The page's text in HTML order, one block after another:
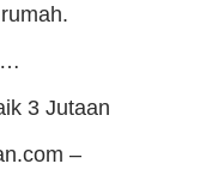
3 Jutaan
–